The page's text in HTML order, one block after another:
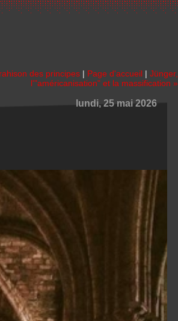
des principes | Page d'accueil | Jünger,
l'"américanisation" et la massification »
lundi, 25 mai 2026